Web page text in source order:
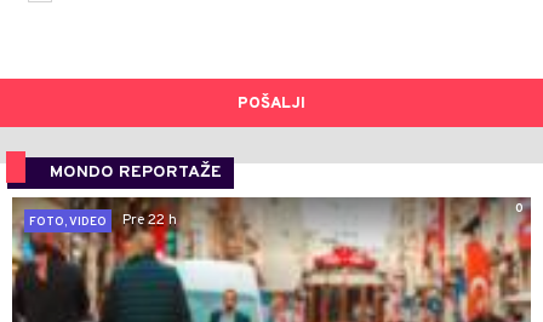
POŠALJI
MONDO REPORTAŽE
0
FOTO, VIDEO
Pre 22 h